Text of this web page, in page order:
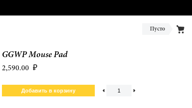
Пусто
GGWP Mouse Pad
2,590.00 ₽